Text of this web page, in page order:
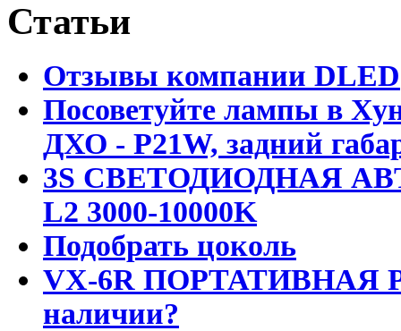
Статьи
Отзывы компании DLED
Посоветуйте лампы в
ДХО - P21W, задний
3S СВЕТОДИОДНАЯ
L2 3000-10000K
Подобрать цоколь
VX-6R ПОРТАТИВНАЯ
наличии?